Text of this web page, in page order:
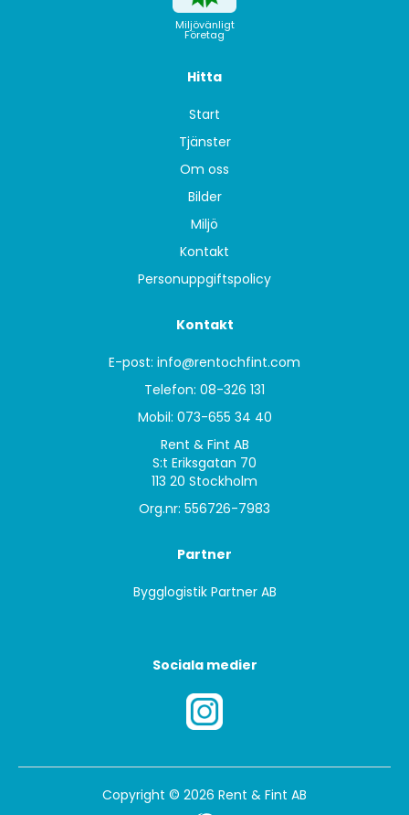
Miljövänligt
Företag
Hitta
Start
Tjänster
Om oss
Bilder
Miljö
Kontakt
Personuppgiftspolicy
Kontakt
E-post: info@rentochfint.com
Telefon: 08-326 131
Mobil: 073-655 34 40
Rent & Fint AB
S:t Eriksgatan 70
113 20 Stockholm
Org.nr: 556726-7983
Partner
Bygglogistik Partner AB
Sociala medier
Copyright © 2026 Rent & Fint AB